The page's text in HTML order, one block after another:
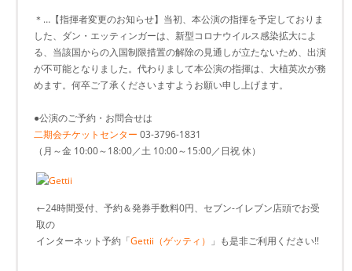
＊…【指揮者変更のお知らせ】当初、本公演の指揮を予定しておりま
した、ダン・エッティンガーは、新型コロナウイルス感染拡大によ
る、当該国からの入国制限措置の解除の見通しが立たないため、出演
が不可能となりました。代わりまして本公演の指揮は、大植英次が務
めます。何卒ご了承くださいますようお願い申し上げます。
●公演のご予約・お問合せは
二期会チケットセンター 03-3796-1831
（月～金 10:00～18:00／土 10:00～15:00／日祝 休）
←24時間受付、予約＆発券手数料0円、セブン-イレブン店頭でお受
取の
インターネット予約「Gettii（ゲッティ） 」も是非ご利用ください!!